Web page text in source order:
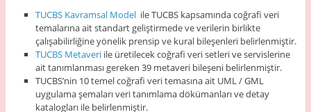
TUCBS Kavramsal Model ile TUCBS kapsamında coğrafi veri
temalarına ait standart geliştirmede ve verilerin birlikte
çalışabilirliğine yönelik prensip ve kural bileşenleri belirlenmiştir.
TUCBS Metaveri ile üretilecek coğrafi veri setleri ve servislerine
ait tanımlanması gereken 39 metaveri bileşeni belirlenmiştir.
TUCBS’nin 10 temel coğrafi veri temasına ait UML / GML
uygulama şemaları veri tanımlama dökümanları ve detay
katalogları ile belirlenmiştir.